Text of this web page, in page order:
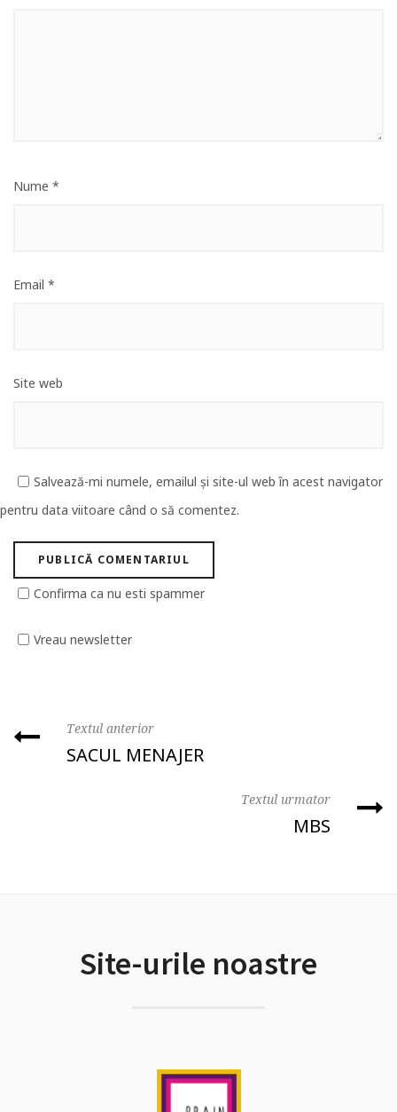
Nume *
Email *
Site web
Salvează-mi numele, emailul și site-ul web în acest navigator
pentru data viitoare când o să comentez.
Confirma ca nu esti spammer
Vreau newsletter
Textul anterior
SACUL MENAJER
Textul urmator
MBS
Site-urile noastre